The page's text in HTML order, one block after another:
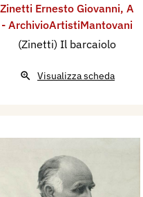
Zinetti Ernesto Giovanni, A
- ArchivioArtistiMantovani
(Zinetti) Il barcaiolo
Visualizza scheda